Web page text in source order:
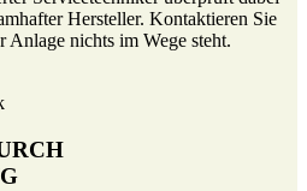
Hersteller. Kontaktieren Sie
Anlage nichts im Wege steht.